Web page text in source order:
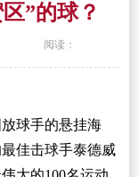
”的球？
阅读：
球手的悬挂海
佳击球手泰德威